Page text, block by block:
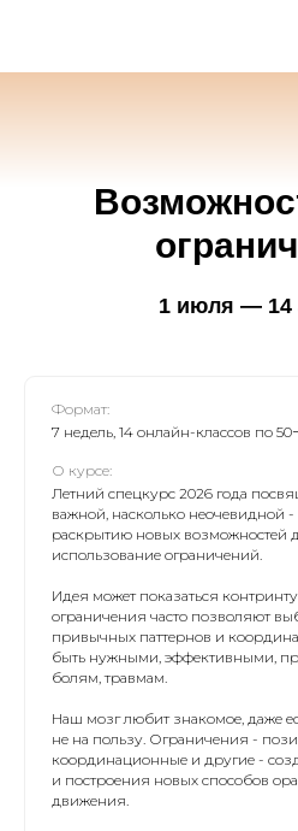
1 июля — 14
Формат:
7 недель, 14 онлайн-классов по
О курсе:
Летний спецкурс 2026 года
важной, насколько неочевидной
раскрытию новых возможностей
использование ограничений.
Идея может показаться
ограничения часто позволяют
привычных паттернов и
быть нужными, эффективными,
болям, травмам.
Наш мозг любит знакомое, даже
не на пользу. Ограничения -
координационные и другие -
и построения новых способов
движения.